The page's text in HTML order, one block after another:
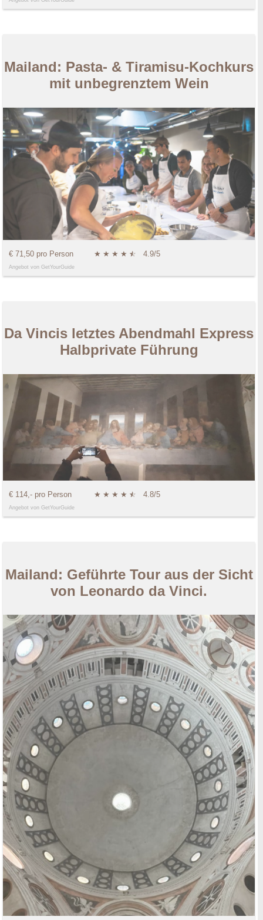
Mailand: Pasta- & Tiramisu-Kochkurs
mit unbegrenztem Wein
€ 71,50 pro Person ★ ★ ★ ★ ★
☆ 4.9/5
Angebot von GetYourGuide
Da Vincis letztes Abendmahl Express
Halbprivate Führung
€ 114,- pro Person ★ ★ ★ ★ ★
☆ 4.8/5
Angebot von GetYourGuide
Mailand: Geführte Tour aus der Sicht
von Leonardo da Vinci.